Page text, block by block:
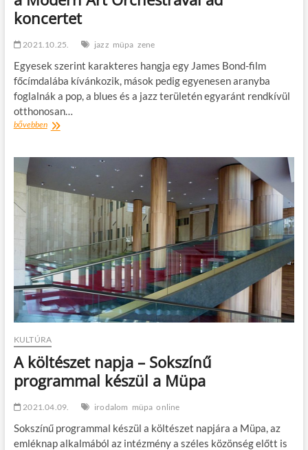
koncertet
2021.10.25. jazz müpa zene
Egyesek szerint karakteres hangja egy James Bond-film
főcímdalába kívánkozik, mások pedig egyenesen aranyba
foglalnák a pop, a blues és a jazz területén egyaránt rendkívül
otthonosan…
bővebbenA
Bakken
Art
Orchestrával
koncertet
KULTÚRA
A költészet napja – Sokszínű
programmal készül a Müpa
2021.04.09. irodalom müpa online
Sokszínű programmal készül a költészet napjára a Müpa, az
emléknap alkalmából az intézmény a széles közönség előtt is